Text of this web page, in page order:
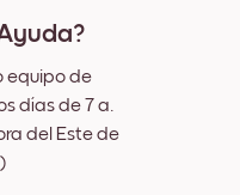
equipo de
días de 7 a.
del Este de